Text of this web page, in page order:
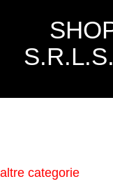
altre categorie